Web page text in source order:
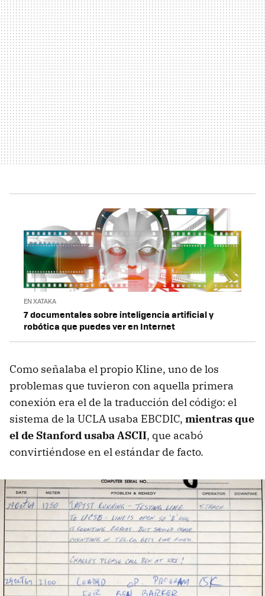
EN XATAKA
7 documentales sobre inteligencia artificial y
robótica que puedes ver en Internet
Como señalaba el propio Kline, uno de los
problemas que tuvieron con aquella primera
conexión era el de la traducción del código: el
sistema de la UCLA usaba EBCDIC, mientras que
el de Stanford usaba ASCII, que acabó
convirtiéndose en el estándar de facto.